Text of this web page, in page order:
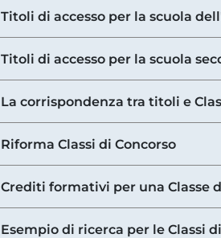
Titoli di accesso per la scuola
Titoli di accesso per la scuola
La corrispondenza tra titoli e
Riforma Classi di Concorso
Crediti formativi per una Classe
Esempio di ricerca per le Classi